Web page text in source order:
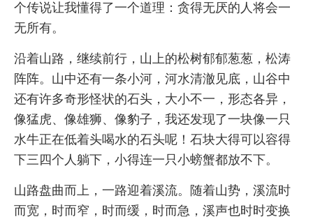
个传说让我懂得了一个道理：贪得无厌的人将会一
无所有。
沿着山路，继续前行，山上的松树郁郁葱葱，松涛
阵阵。山中还有一条小河，河水清澈见底，山谷中
还有许多奇形怪状的石头，大小不一，形态各异，
像猛虎、像雄狮、像豹子，我还发现了一块像一只
水牛正在低着头喝水的石头呢！石块大得可以容得
下三四个人躺下，小得连一只小螃蟹都放不下。
山路盘曲而上，一路迎着溪流。随着山势，溪流时
而宽，时而窄，时而缓，时而急，溪声也时时变换